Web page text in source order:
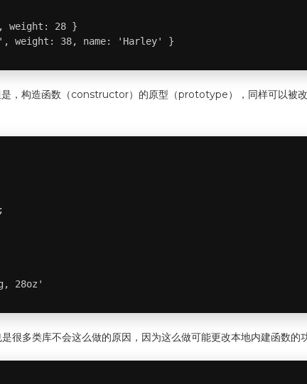
weight: 28 }
weight: 38, name: 'Harley' }
，构造函数（constructor）的原型（prototype），同样可以被
28oz'
很多类库不会这么做的原因，因为这么做可能更改本地内建函数的